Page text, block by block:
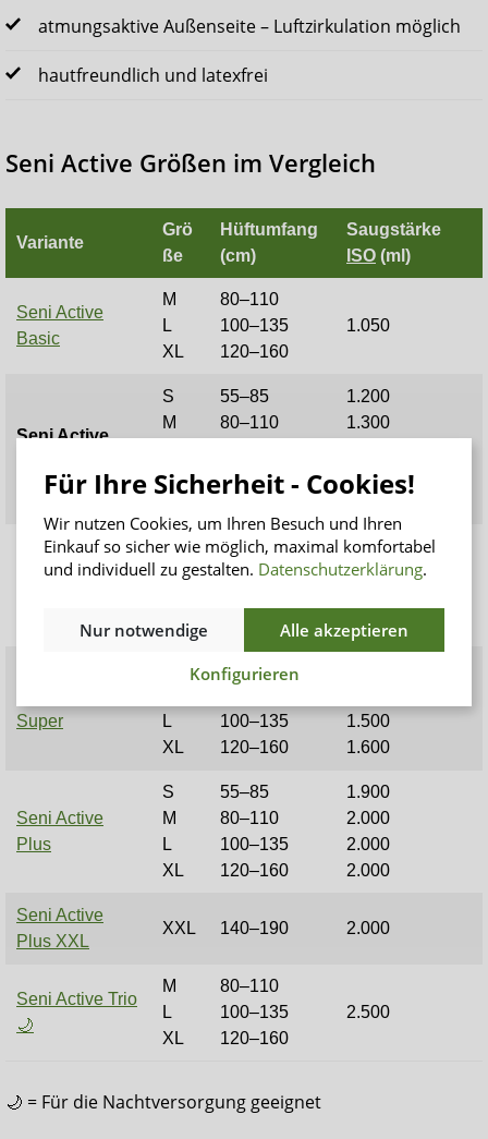
atmungsaktive Außenseite – Luftzirkulation möglich
hautfreundlich und latexfrei
Seni Active Größen im Vergleich
Variante
Grö
ße
Hüftumfang
(cm)
Saugstärke
ISO (ml)
Seni Active
Basic
M
L
XL
80–110
100–135
120–160
1.050
Seni Active
S
M
XL
55–85
80–110
120–160
1.200
1.300
1.550
Seni Active
S
M
XL
55–85
80–110
120–160
Super
L
XL
55–85
100–135
120–160
1.500
1.600
Seni Active
Plus
S
M
L
XL
55–85
80–110
100–135
120–160
1.900
2.000
2.000
2.000
Seni Active
Plus XXL
XXL 140–190 2.000
Seni Active Trio
🌙
M
L
XL
80–110
100–135
120–160
2.500
🌙 = Für die Nachtversorgung geeignet
Für Ihre Sicherheit - Cookies!
Wir nutzen Cookies, um Ihren Besuch und Ihren
Einkauf so sicher wie möglich, maximal komfortabel
und individuell zu gestalten. Datenschutzerklärung.
Nur notwendige
Alle akzeptieren
Konfigurieren